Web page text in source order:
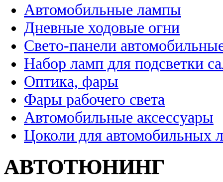
Автомобильные лампы
Дневные ходовые огни
Свето-панели
Набор ламп для подсветки
Оптика, фары
Фары рабочего света
Автомобильные аксессуары
Цоколи для автомобильных
АВТОТЮНИНГ